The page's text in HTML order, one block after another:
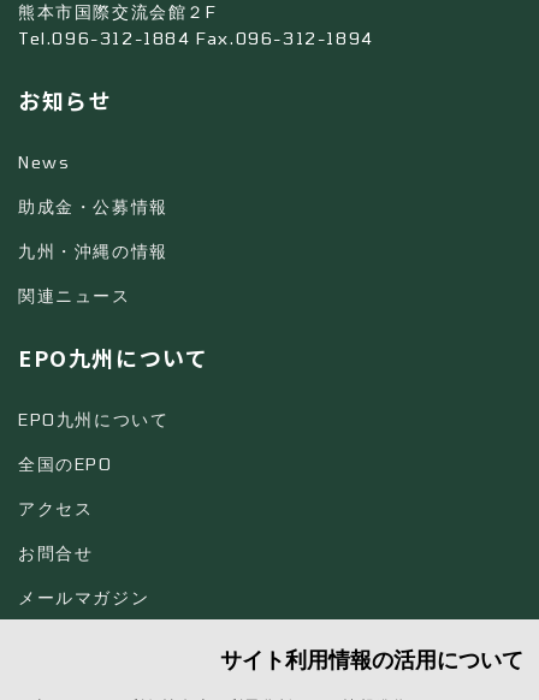
熊本市国際交流会館２F
Tel.096-312-1884 Fax.096-312-1894
お知らせ
News
助成金・公募情報
九州・沖縄の情報
関連ニュース
EPO九州について
EPO九州について
全国のEPO
アクセス
お問合せ
メールマガジン
サイト利用情報の活用について